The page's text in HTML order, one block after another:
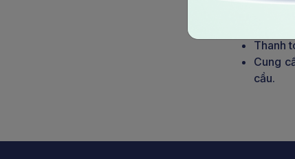
Thanh
Cung
cầu.